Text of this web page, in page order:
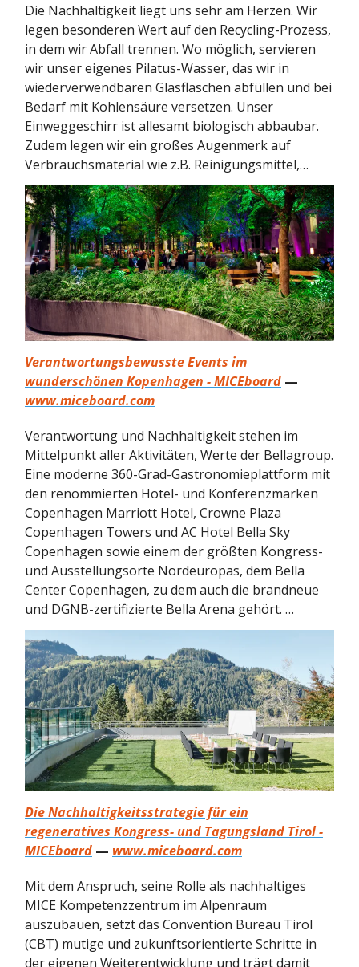
Die Nachhaltigkeit liegt uns sehr am Herzen. Wir
legen besonderen Wert auf den Recycling-Prozess,
in dem wir Abfall trennen. Wo möglich, servieren
wir unser eigenes Pilatus-Wasser, das wir in
wiederverwendbaren Glasflaschen abfüllen und bei
Bedarf mit Kohlensäure versetzen. Unser
Einweggeschirr ist allesamt biologisch abbaubar.
Zudem legen wir ein großes Augenmerk auf
Verbrauchsmaterial wie z.B. Reinigungsmittel,…
Verantwortungsbewusste Events im
wunderschönen Kopenhagen - MICEboard —
www.miceboard.com
Verantwortung und Nachhaltigkeit stehen im
Mittelpunkt aller Aktivitäten, Werte der Bellagroup.
Eine moderne 360-Grad-Gastronomieplattform mit
den renommierten Hotel- und Konferenzmarken
Copenhagen Marriott Hotel, Crowne Plaza
Copenhagen Towers und AC Hotel Bella Sky
Copenhagen sowie einem der größten Kongress-
und Ausstellungsorte Nordeuropas, dem Bella
Center Copenhagen, zu dem auch die brandneue
und DGNB-zertifizierte Bella Arena gehört. …
Die Nachhaltigkeitsstrategie für ein
regeneratives Kongress- und Tagungsland Tirol -
MICEboard — www.miceboard.com
Mit dem Anspruch, seine Rolle als nachhaltiges
MICE Kompetenzzentrum im Alpenraum
auszubauen, setzt das Convention Bureau Tirol
(CBT) mutige und zukunftsorientierte Schritte in
der eigenen Weiterentwicklung und trägt damit